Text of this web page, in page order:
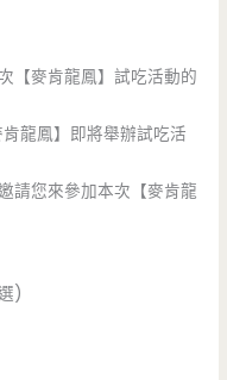
【麥肯龍鳳】試吃活動的
龍鳳】即將舉辦試吃活
請您來參加本次【麥肯龍
)